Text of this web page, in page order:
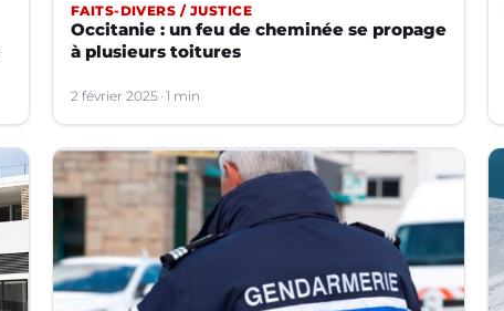
FAITS-DIVERS / JUSTICE
Occitanie : un feu de cheminée se propage
à plusieurs toitures
2 février 2025 1 min